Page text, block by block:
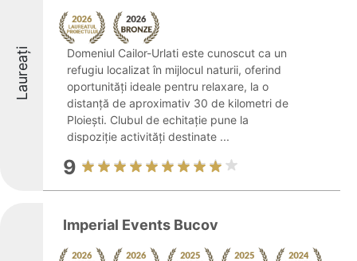
Laureați
Domeniul Cailor-Urlati este cunoscut ca un
refugiu localizat în mijlocul naturii, oferind
oportunități ideale pentru relaxare, la o
distanță de aproximativ 30 de kilometri de
Ploiești. Clubul de echitație pune la
dispoziție activități destinate ...
9
Imperial Events Bucov